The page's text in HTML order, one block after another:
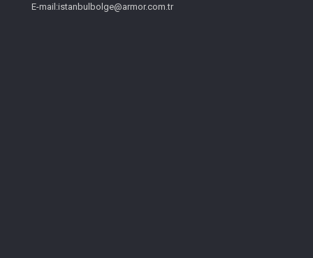
E-mail:istanbulbolge@armor.com.tr